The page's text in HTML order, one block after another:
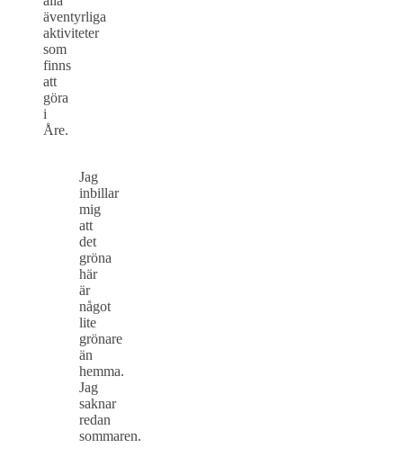
äventyrliga
aktiviteter
som
finns
att
göra
i
Åre.
Jag
inbillar
mig
att
det
gröna
här
är
något
lite
grönare
än
hemma.
Jag
saknar
redan
sommaren.